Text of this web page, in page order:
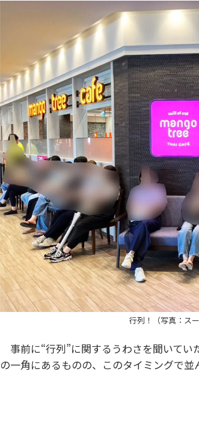
行列！（写真：ス
事前に“行列”に関するうわさを聞いて
の一角にあるものの、このタイミングで並